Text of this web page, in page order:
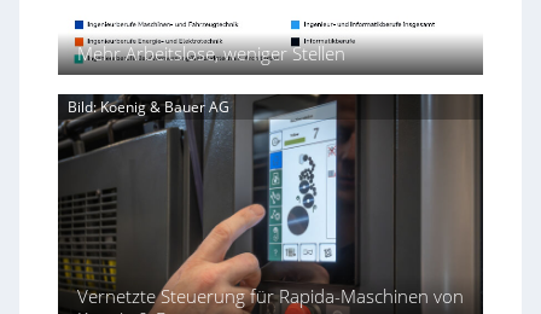
ü
c
k
p
r
i
A
n
w
n
d
ü
x
p
a
n
d
Mehr Arbeitslose, weniger Stellen
Bild: Koenig & Bauer AG
Vernetzte Steuerung für Rapida-Maschinen von